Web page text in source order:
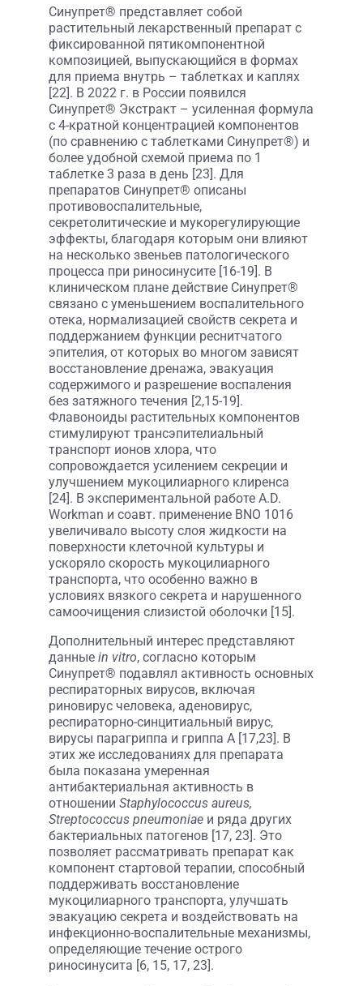
Синупрет® представляет собой
растительный лекарственный препарат с
фиксированной пятикомпонентной
композицией, выпускающийся в формах
для приема внутрь – таблетках и каплях
[22]. В 2022 г. в России появился
Синупрет® Экстракт – усиленная формула
с 4-кратной концентрацией компонентов
(по сравнению с таблетками Синупрет®) и
более удобной схемой приема по 1
таблетке 3 раза в день [23]. Для
препаратов Синупрет® описаны
противовоспалительные,
секретолитические и мукорегулирующие
эффекты, благодаря которым они влияют
на несколько звеньев патологического
процесса при риносинусите [16-19]. В
клиническом плане действие Синупрет®
связано с уменьшением воспалительного
отека, нормализацией свойств секрета и
поддержанием функции реснитчатого
эпителия, от которых во многом зависят
восстановление дренажа, эвакуация
содержимого и разрешение воспаления
без затяжного течения [2,15-19].
Флавоноиды растительных компонентов
стимулируют трансэпителиальный
транспорт ионов хлора, что
сопровождается усилением секреции и
улучшением мукоцилиарного клиренса
[24]. В экспериментальной работе A.D.
Workman и соавт. применение BNO 1016
увеличивало высоту слоя жидкости на
поверхности клеточной культуры и
ускоряло скорость мукоцилиарного
транспорта, что особенно важно в
условиях вязкого секрета и нарушенного
самоочищения слизистой оболочки [15].
Дополнительный интерес представляют
данные in vitro, согласно которым
Синупрет® подавлял активность основных
респираторных вирусов, включая
риновирус человека, аденовирус,
респираторно-синцитиальный вирус,
вирусы парагриппа и гриппа A [17,23]. В
этих же исследованиях для препарата
была показана умеренная
антибактериальная активность в
отношении Staphylococcus aureus,
Streptococcus pneumoniae и ряда других
бактериальных патогенов [17, 23]. Это
позволяет рассматривать препарат как
компонент стартовой терапии, способный
поддерживать восстановление
мукоцилиарного транспорта, улучшать
эвакуацию секрета и воздействовать на
инфекционно-воспалительные механизмы,
определяющие течение острого
риносинусита [6, 15, 17, 23].